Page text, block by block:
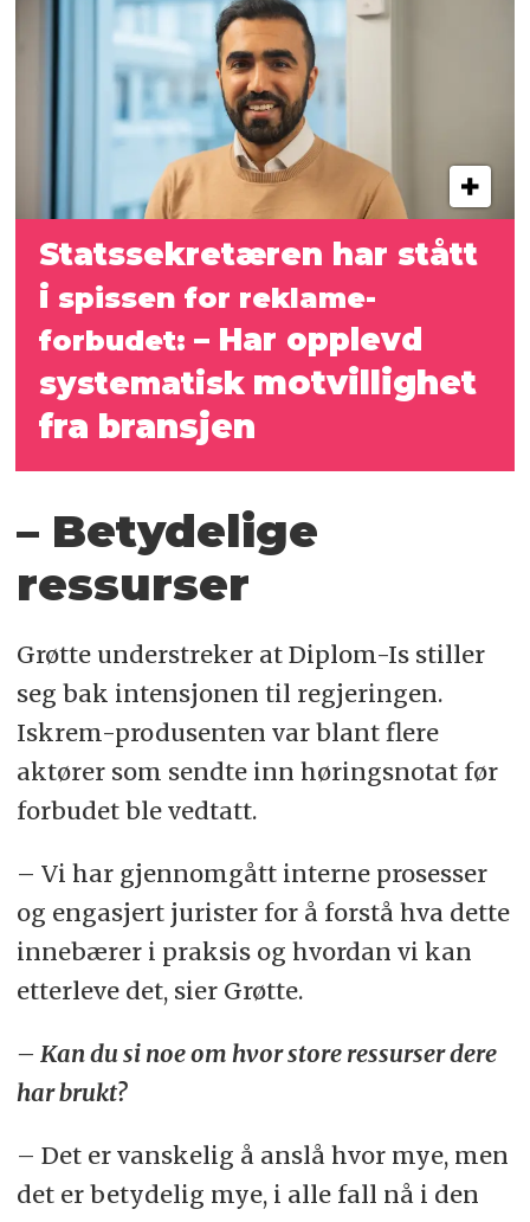
Statssekretæren har stått
i spissen for reklame­
forbudet:– Har opplevd
systematisk motvillighet
fra bransjen
– Betydelige
ressurser
Grøtte understreker at Diplom-Is stiller
seg bak intensjonen til regjeringen.
Iskrem-produsenten var blant flere
aktører som sendte inn høringsnotat før
forbudet ble vedtatt.
– Vi har gjennomgått interne prosesser
og engasjert jurister for å forstå hva dette
innebærer i praksis og hvordan vi kan
etterleve det, sier Grøtte.
– Kan du si noe om hvor store ressurser dere
har brukt?
– Det er vanskelig å anslå hvor mye, men
det er betydelig mye, i alle fall nå i den